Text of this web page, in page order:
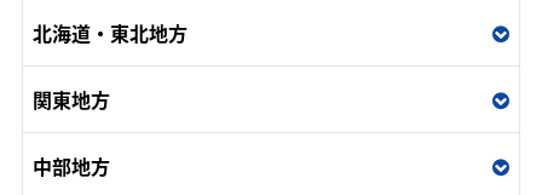
北海道・東北地方
関東地方
中部地方